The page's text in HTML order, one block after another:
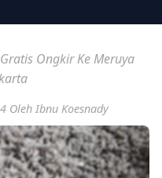
Ongkir Ke Meruya
Oleh Ibnu Koesnady